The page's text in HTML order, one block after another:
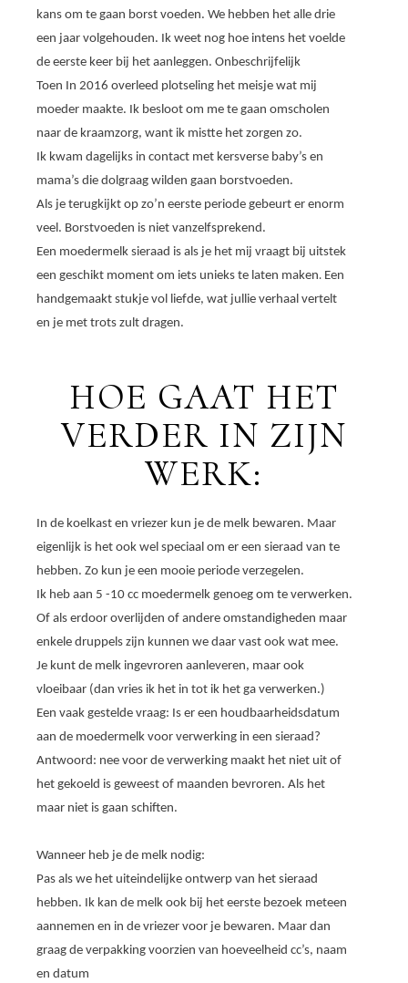
kans om te gaan borst voeden. We hebben het alle drie
een jaar volgehouden. Ik weet nog hoe intens het voelde
de eerste keer bij het aanleggen. Onbeschrijfelijk
Toen In 2016 overleed plotseling het meisje wat mij
moeder maakte. Ik besloot om me te gaan omscholen
naar de kraamzorg, want ik mistte het zorgen zo.
Ik kwam dagelijks in contact met kersverse baby’s en
mama’s die dolgraag wilden gaan borstvoeden.
Als je terugkijkt op zo’n eerste periode gebeurt er enorm
veel. Borstvoeden is niet vanzelfsprekend.
Een moedermelk sieraad is als je het mij vraagt bij uitstek
een geschikt moment om iets unieks te laten maken. Een
handgemaakt stukje vol liefde, wat jullie verhaal vertelt
en je met trots zult dragen.
HOE GAAT HET
VERDER IN ZIJN
WERK:
In de koelkast en vriezer kun je de melk bewaren. Maar
eigenlijk is het ook wel speciaal om er een sieraad van te
hebben. Zo kun je een mooie periode verzegelen.
Ik heb aan 5 -10 cc moedermelk genoeg om te verwerken.
Of als erdoor overlijden of andere omstandigheden maar
enkele druppels zijn kunnen we daar vast ook wat mee.
Je kunt de melk ingevroren aanleveren, maar ook
vloeibaar (dan vries ik het in tot ik het ga verwerken.)
Een vaak gestelde vraag: Is er een houdbaarheidsdatum
aan de moedermelk voor verwerking in een sieraad?
Antwoord: nee voor de verwerking maakt het niet uit of
het gekoeld is geweest of maanden bevroren. Als het
maar niet is gaan schiften.
Wanneer heb je de melk nodig:
Pas als we het uiteindelijke ontwerp van het sieraad
hebben. Ik kan de melk ook bij het eerste bezoek meteen
aannemen en in de vriezer voor je bewaren. Maar dan
graag de verpakking voorzien van hoeveelheid cc’s, naam
en datum